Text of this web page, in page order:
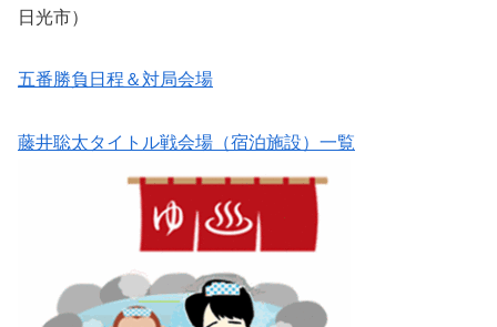
日光市）
五番勝負日程＆対局会場
藤井聡太タイトル戦会場（宿泊施設）一覧